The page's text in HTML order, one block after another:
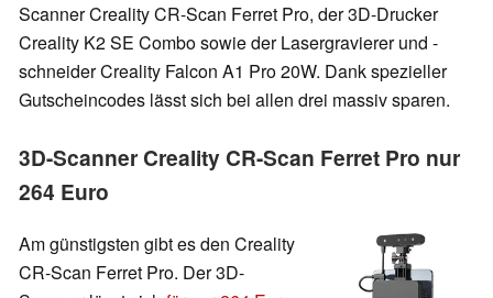
Scanner Creality CR-Scan Ferret Pro, der 3D-Drucker
Creality K2 SE Combo sowie der Lasergravierer und -
schneider Creality Falcon A1 Pro 20W. Dank spezieller
Gutscheincodes lässt sich bei allen drei massiv sparen.
3D-Scanner Creality CR-Scan Ferret Pro nur
264 Euro
Am günstigsten gibt es den Creality
CR-Scan Ferret Pro. Der 3D-